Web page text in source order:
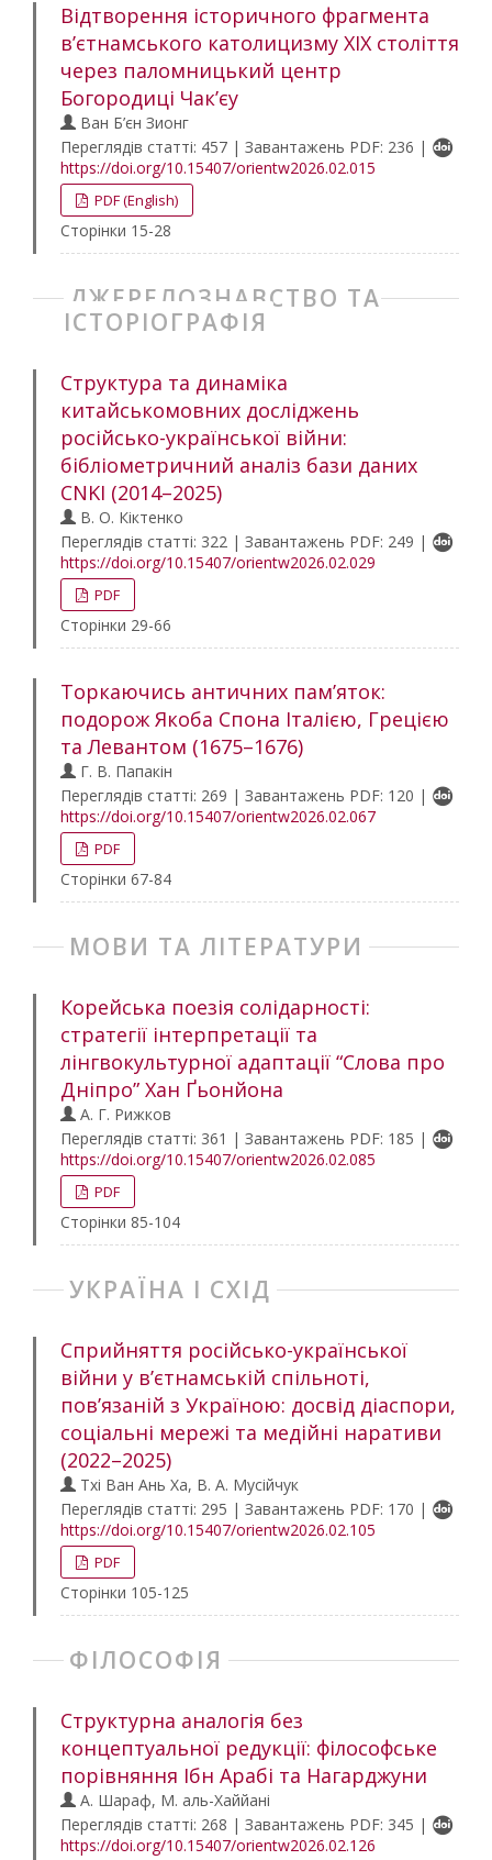
Відтворення історичного фрагмента
в’єтнамського католицизму ХІХ століття
через паломницький центр
Богородиці Чак’єу
Ван Б’єн Зионг
Переглядів статті: 457 | Завантажень PDF: 236 |
https://doi.org/10.15407/orientw2026.02.015
PDF (English)
Сторінки 15-28
ДЖЕРЕЛОЗНАВСТВО ТА
ІСТОРІОГРАФІЯ
Структура та динаміка
китайськомовних досліджень
російсько-української війни:
бібліометричний аналіз бази даних
CNKI (2014–2025)
В. О. Кіктенко
Переглядів статті: 322 | Завантажень PDF: 249 |
https://doi.org/10.15407/orientw2026.02.029
PDF
Сторінки 29-66
Торкаючись античних пам’яток:
подорож Якоба Спона Італією, Грецією
та Левантом (1675–1676)
Г. В. Папакін
Переглядів статті: 269 | Завантажень PDF: 120 |
https://doi.org/10.15407/orientw2026.02.067
PDF
Сторінки 67-84
МОВИ ТА ЛІТЕРАТУРИ
Корейська поезія солідарності:
стратегії інтерпретації та
лінгвокультурної адаптації “Слова про
Дніпро” Хан Ґьонйона
А. Г. Рижков
Переглядів статті: 361 | Завантажень PDF: 185 |
https://doi.org/10.15407/orientw2026.02.085
PDF
Сторінки 85-104
УКРАЇНА І СХІД
Сприйняття російсько-української
війни у в’єтнамській спільноті,
пов’язаній з Україною: досвід діаспори,
соціальні мережі та медійні наративи
(2022–2025)
Тхі Ван Ань Ха, В. А. Мусійчук
Переглядів статті: 295 | Завантажень PDF: 170 |
https://doi.org/10.15407/orientw2026.02.105
PDF
Сторінки 105-125
ФІЛОСОФІЯ
Структурна аналогія без
концептуальної редукції: філософське
порівняння Ібн Арабі та Нагарджуни
А. Шараф, М. аль-Хаййані
Переглядів статті: 268 | Завантажень PDF: 345 |
https://doi.org/10.15407/orientw2026.02.126